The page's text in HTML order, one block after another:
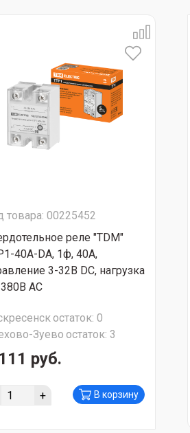
товара: 00225452
реле "TDM"
40А-DА, 1ф, 40А,
3-32В DС, нагрузка
АС
остаток: 0
Зуево остаток: 3
руб.
+ В корзину